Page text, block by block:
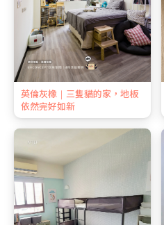
英倫灰橡｜三隻貓的家，地板
依然完好如新